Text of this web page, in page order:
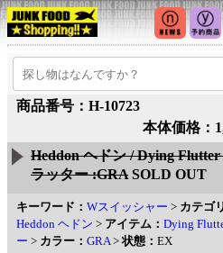
商品番号：H-10723
本体価格：
Heddon ヘドン / Dying
ラッター :GRA SOLD OUT
キーワード： Wスイッシャー > カテゴ
Heddon ヘドン > アイテム： Dying
ー > カラー： GRA>状態： EX